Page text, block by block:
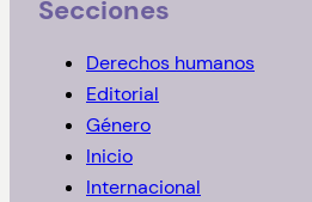
s
Secciones
Derechos humanos
Editorial
Género
Inicio
Internacional